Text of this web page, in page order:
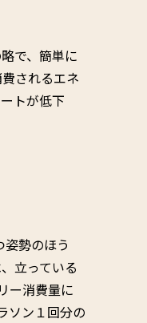
で、簡単に
されるエネ
トが低下
姿勢のほう
立っている
ー消費量に
ソン１回分の